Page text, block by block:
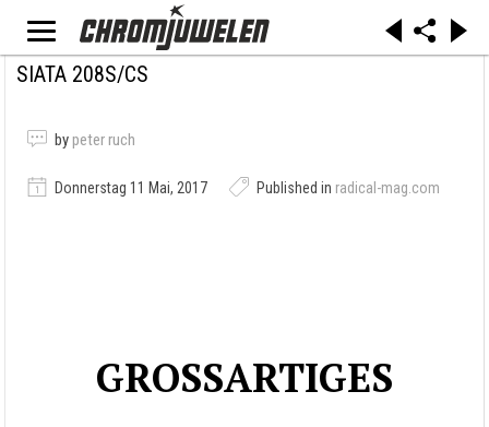
SIATA 208S/CS
by peter ruch
Donnerstag 11 Mai, 2017 Published in radical-mag.com
GROSSARTIGES